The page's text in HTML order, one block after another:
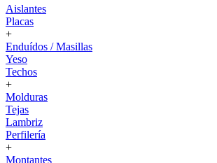
Aislantes
Placas
+
Enduídos / Masillas
Yeso
Techos
+
Molduras
Tejas
Lambriz
Perfilería
+
Montantes